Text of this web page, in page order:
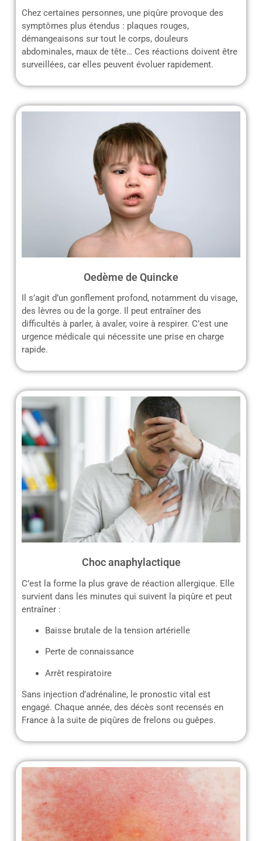
Chez certaines personnes, une piqûre provoque des
symptômes plus étendus : plaques rouges,
démangeaisons sur tout le corps, douleurs
abdominales, maux de tête… Ces réactions doivent être
surveillées, car elles peuvent évoluer rapidement.
Oedème de Quincke
Il s’agit d’un gonflement profond, notamment du visage,
des lèvres ou de la gorge. Il peut entraîner des
difficultés à parler, à avaler, voire à respirer. C’est une
urgence médicale qui nécessite une prise en charge
rapide.
Choc anaphylactique
C’est la forme la plus grave de réaction allergique. Elle
survient dans les minutes qui suivent la piqûre et peut
entraîner :
Baisse brutale de la tension artérielle
Perte de connaissance
Arrêt respiratoire
Sans injection d’adrénaline, le pronostic vital est
engagé. Chaque année, des décès sont recensés en
France à la suite de piqûres de frelons ou guêpes.